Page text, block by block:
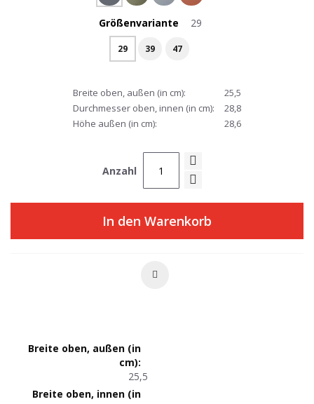
Größenvariante 29
29 39 47
Breite oben, außen (in cm):
25,5
Durchmesser oben, innen (in cm):
28,8
Höhe außen (in cm):
28,6
Anzahl
In den Warenkorb
Produktmaße
25,5